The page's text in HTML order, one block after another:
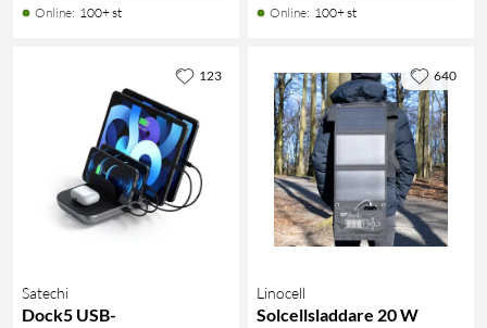
Online: 100+ st Online: 100+ st
Satechi
Dock5 USB-
123
Linocell
Solcellsladdare 20 W
640